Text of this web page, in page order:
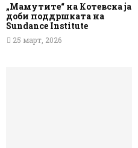
„Мамутите“ на Котевска ја
доби поддршката на
Sundance Institute
25 март, 2026